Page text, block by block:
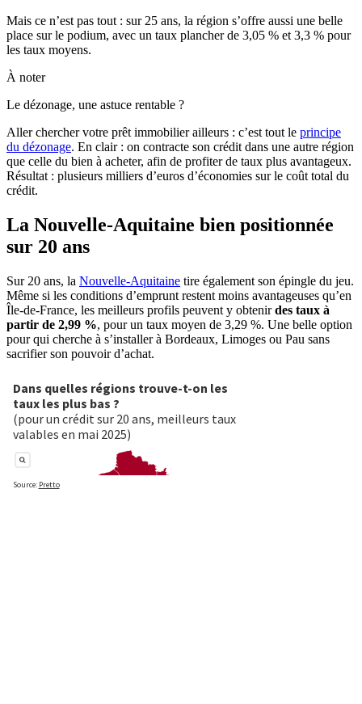
Mais ce n’est pas tout : sur 25 ans, la région s’offre aussi une belle
place sur le podium, avec un taux plancher de 3,05 % et 3,3 % pour
les taux moyens.
À noter
Le dézonage, une astuce rentable ?
Aller chercher votre prêt immobilier ailleurs : c’est tout le principe
du dézonage. En clair : on contracte son crédit dans une autre région
que celle du bien à acheter, afin de profiter de taux plus avantageux.
Résultat : plusieurs milliers d’euros d’économies sur le coût total du
crédit.
La Nouvelle-Aquitaine bien positionnée
sur 20 ans
Sur 20 ans, la Nouvelle-Aquitaine tire également son épingle du jeu.
Même si les conditions d’emprunt restent moins avantageuses qu’en
Île-de-France, les meilleurs profils peuvent y obtenirdes taux à
partir de 2,99 %, pour un taux moyen de 3,29 %. Une belle option
pour qui cherche à s’installer à Bordeaux, Limoges ou Pau sans
sacrifier son pouvoir d’achat.